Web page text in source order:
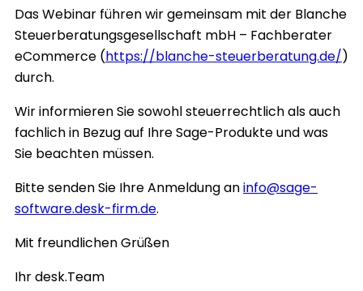
Das Webinar führen wir gemeinsam mit der Blanche
Steuerberatungsgesellschaft mbH – Fachberater
eCommerce (https://blanche-steuerberatung.de/)
durch.
Wir informieren Sie sowohl steuerrechtlich als auch
fachlich in Bezug auf Ihre Sage-Produkte und was
Sie beachten müssen.
Bitte senden Sie Ihre Anmeldung aninfo@sage-
software.desk-firm.de.
Mit freundlichen Grüßen
Ihr desk.Team